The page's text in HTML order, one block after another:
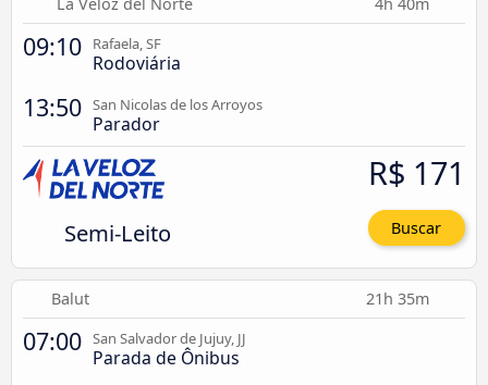
09:10 Rafaela, SF
Rodoviária
13:50 San Nicolas de los Arroyos
Parador
Semi-Leito
R$ 171
Buscar
Balut 21h 35m
07:00 San Salvador de Jujuy, JJ
Parada de Ônibus